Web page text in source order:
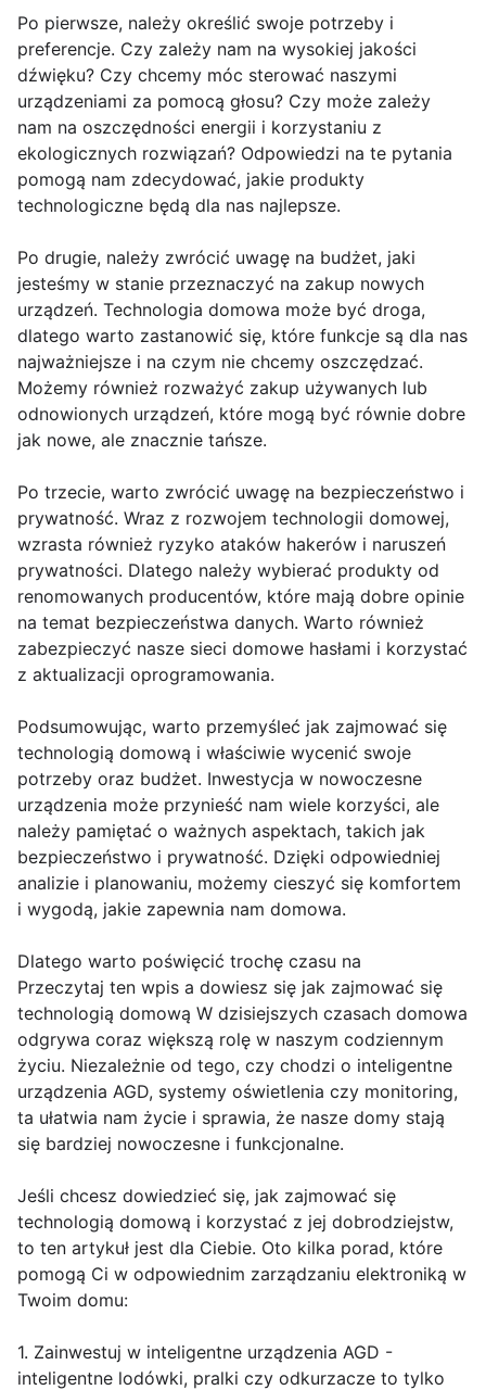
Po pierwsze, należy określić swoje potrzeby i
preferencje. Czy zależy nam na wysokiej jakości
dźwięku? Czy chcemy móc sterować naszymi
urządzeniami za pomocą głosu? Czy może zależy
nam na oszczędności energii i korzystaniu z
ekologicznych rozwiązań? Odpowiedzi na te pytania
pomogą nam zdecydować, jakie produkty
technologiczne będą dla nas najlepsze.
Po drugie, należy zwrócić uwagę na budżet, jaki
jesteśmy w stanie przeznaczyć na zakup nowych
urządzeń. Technologia domowa może być droga,
dlatego warto zastanowić się, które funkcje są dla nas
najważniejsze i na czym nie chcemy oszczędzać.
Możemy również rozważyć zakup używanych lub
odnowionych urządzeń, które mogą być równie dobre
jak nowe, ale znacznie tańsze.
Po trzecie, warto zwrócić uwagę na bezpieczeństwo i
prywatność. Wraz z rozwojem technologii domowej,
wzrasta również ryzyko ataków hakerów i naruszeń
prywatności. Dlatego należy wybierać produkty od
renomowanych producentów, które mają dobre opinie
na temat bezpieczeństwa danych. Warto również
zabezpieczyć nasze sieci domowe hasłami i korzystać
z aktualizacji oprogramowania.
Podsumowując, warto przemyśleć jak zajmować się
technologią domową i właściwie wycenić swoje
potrzeby oraz budżet. Inwestycja w nowoczesne
urządzenia może przynieść nam wiele korzyści, ale
należy pamiętać o ważnych aspektach, takich jak
bezpieczeństwo i prywatność. Dzięki odpowiedniej
analizie i planowaniu, możemy cieszyć się komfortem
i wygodą, jakie zapewnia nam domowa.
Dlatego warto poświęcić trochę czasu na
Przeczytaj ten wpis a dowiesz się jak zajmować się
technologią domową W dzisiejszych czasach domowa
odgrywa coraz większą rolę w naszym codziennym
życiu. Niezależnie od tego, czy chodzi o inteligentne
urządzenia AGD, systemy oświetlenia czy monitoring,
ta ułatwia nam życie i sprawia, że nasze domy stają
się bardziej nowoczesne i funkcjonalne.
Jeśli chcesz dowiedzieć się, jak zajmować się
technologią domową i korzystać z jej dobrodziejstw,
to ten artykuł jest dla Ciebie. Oto kilka porad, które
pomogą Ci w odpowiednim zarządzaniu elektroniką w
Twoim domu:
1. Zainwestuj w inteligentne urządzenia AGD -
inteligentne lodówki, pralki czy odkurzacze to tylko